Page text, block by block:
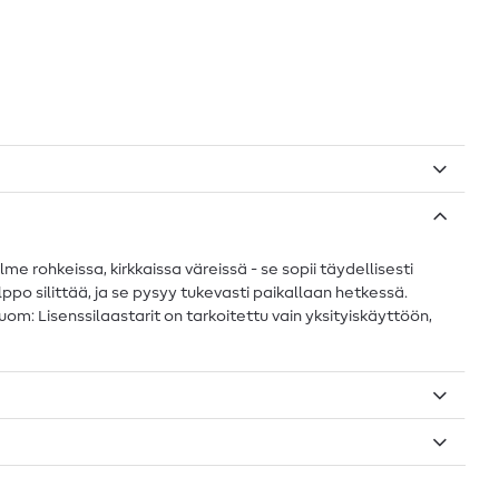
rohkeissa, kirkkaissa väreissä - se sopii täydellisesti
silittää, ja se pysyy tukevasti paikallaan hetkessä.
Lisenssilaastarit on tarkoitettu vain yksityiskäyttöön,